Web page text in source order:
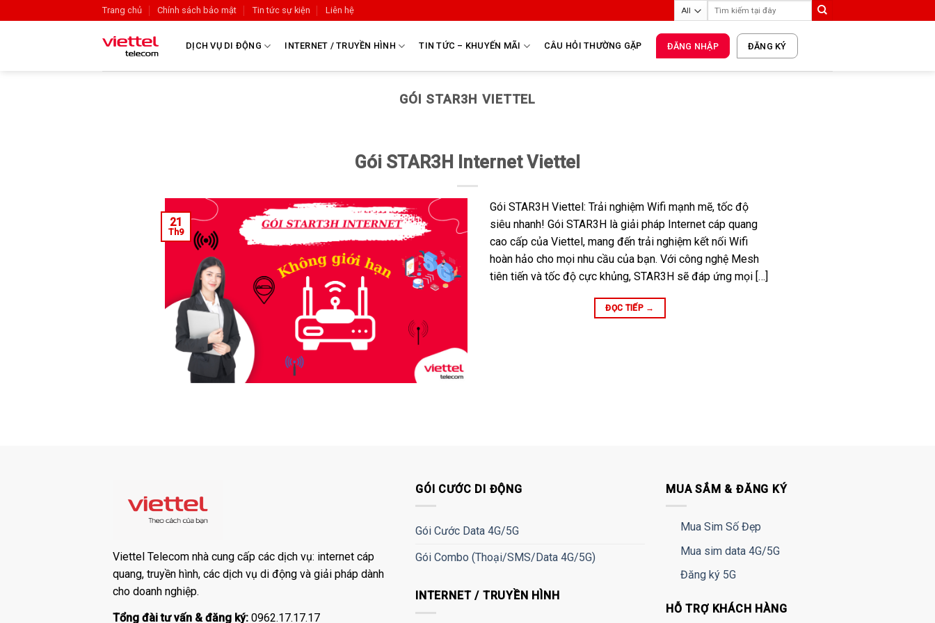
Trang chủ Chính sách bảo mật Tin tức sự kiện Liên hệ
DỊCH VỤ DI ĐỘNG INTERNET / TRUYỀN HÌNH TIN TỨC – KHUYẾN MÃI CÂU HỎI THƯỜNG GẶP ĐĂNG NHẬP ĐĂNG KÝ
GÓI STAR3H VIETTEL
Gói STAR3H Internet Viettel
21
Th9
Gói STAR3H Viettel: Trải nghiệm Wifi mạnh mẽ, tốc độ
siêu nhanh! Gói STAR3H là giải pháp Internet cáp quang
cao cấp của Viettel, mang đến trải nghiệm kết nối Wifi
hoàn hảo cho mọi nhu cầu của bạn. Với công nghệ Mesh
tiên tiến và tốc độ cực khủng, STAR3H sẽ đáp ứng mọi […]
ĐỌC TIẾP →
Viettel Telecom nhà cung cấp các dịch vụ: internet cáp
quang, truyền hình, các dịch vụ di động và giải pháp dành
cho doanh nghiệp.
Tổng đài tư vấn & đăng ký: 0962.17.17.17
GÓI CƯỚC DI ĐỘNG
Gói Cước Data 4G/5G
Gói Combo (Thoại/SMS/Data 4G/5G)
INTERNET / TRUYỀN HÌNH
MUA SẮM & ĐĂNG KÝ
Mua Sim Số Đẹp
Mua sim data 4G/5G
Đăng ký 5G
HỖ TRỢ KHÁCH HÀNG